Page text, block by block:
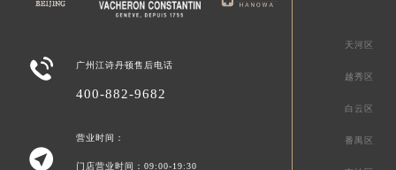
 广州江诗丹顿售后电话
400-882-9682

营业时间：
门店营业时间：09:00-19:30
天河区
越秀区
白云区
番禺区